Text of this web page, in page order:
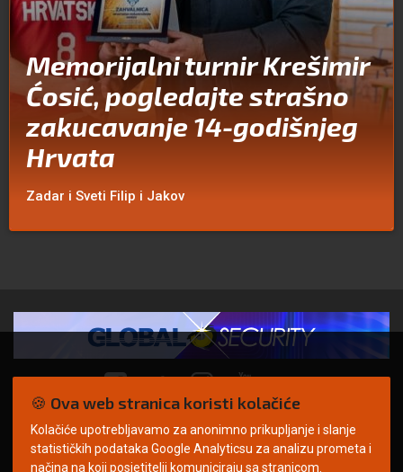
Memorijalni turnir Krešimir
Ćosić, pogledajte strašno
zakucavanje 14-godišnjeg
Hrvata
Zadar i Sveti Filip i Jakov
© Copyright 2026. | ARILEO
🍪 Ova web stranica koristi kolačiće
Kolačiće upotrebljavamo za anonimno prikupljanje i slanje
statističkih podataka Google Analyticsu za analizu prometa i
načina na koji posjetitelji komuniciraju sa stranicom.